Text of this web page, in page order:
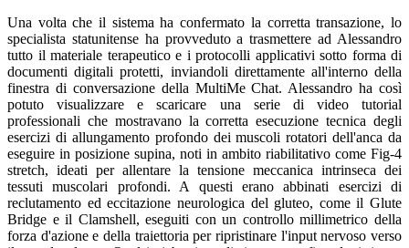
Una volta che il sistema ha confermato la corretta transazione, lo
specialista statunitense ha provveduto a trasmettere ad Alessandro
tutto il materiale terapeutico e i protocolli applicativi sotto forma di
documenti digitali protetti, inviandoli direttamente all'interno della
finestra di conversazione della MultiMe Chat. Alessandro ha così
potuto visualizzare e scaricare una serie di video tutorial
professionali che mostravano la corretta esecuzione tecnica degli
esercizi di allungamento profondo dei muscoli rotatori dell'anca da
eseguire in posizione supina, noti in ambito riabilitativo come Fig-4
stretch, ideati per allentare la tensione meccanica intrinseca dei
tessuti muscolari profondi. A questi erano abbinati esercizi di
reclutamento ed eccitazione neurologica del gluteo, come il Glute
Bridge e il Clamshell, eseguiti con un controllo millimetrico della
forza d'azione e della traiettoria per ripristinare l'input nervoso verso